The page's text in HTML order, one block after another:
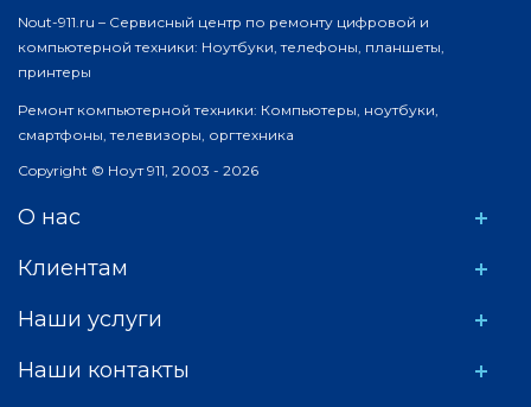
Nout-911.ru – Сервисный центр по ремонту цифровой и
компьютерной техники: Ноутбуки, телефоны, планшеты,
принтеры
Ремонт компьютерной техники: Компьютеры, ноутбуки,
смартфоны, телевизоры, оргтехника
Copyright © Ноут 911, 2003 - 2026
О нас
Клиентам
Наши услуги
Наши контакты